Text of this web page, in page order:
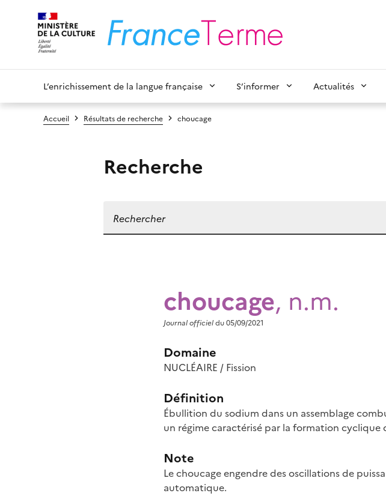
L’enrichissement de la langue française S’informer Actualités
Accueil Résultats de recherche choucage
Recherche
choucage, n.m.
Journal officieldu 05/09/2021
Domaine
NUCLÉAIRE / Fission
Définition
Ébullition du sodium dans un assemblage
un régime caractérisé par la formation cyclique
Note
Le choucage engendre des oscillations de
automatique.